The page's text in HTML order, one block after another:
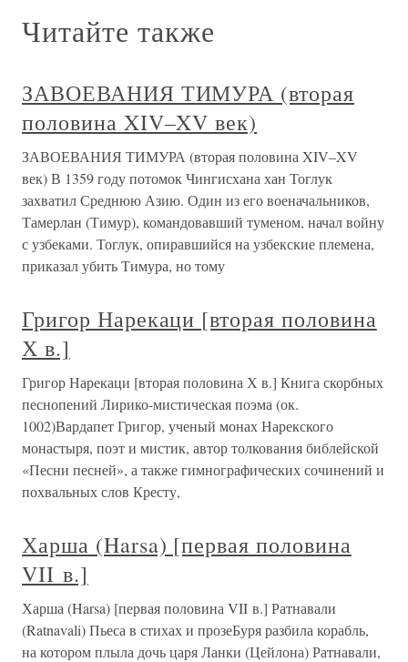
Читайте также
ЗАВОЕВАНИЯ ТИМУРА (вторая
половина XIV–XV век)
ЗАВОЕВАНИЯ ТИМУРА (вторая половина XIV–XV
век) В 1359 году потомок Чингисхана хан Тоглук
захватил Среднюю Азию. Один из его военачальников,
Тамерлан (Тимур), командовавший туменом, начал войну
с узбеками. Тоглук, опиравшийся на узбекские племена,
приказал убить Тимура, но тому
Григор Нарекаци [вторая половина
Х в.]
Григор Нарекаци [вторая половина Х в.] Книга скорбных
песнопений Лирико-мистическая поэма (ок.
1002)Вардапет Григор, ученый монах Нарекского
монастыря, поэт и мистик, автор толкования библейской
«Песни песней», а также гимнографических сочинений и
похвальных слов Кресту,
Харша (Harsa) [первая половина
VII в.]
Харша (Harsa) [первая половина VII в.] Ратнавали
(Ratnavali) Пьеса в стихах и прозеБуря разбила корабль,
на котором плыла дочь царя Ланки (Цейлона) Ратнавали,